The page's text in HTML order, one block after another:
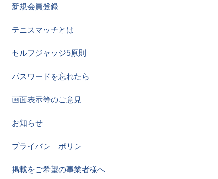
新規会員登録
テニスマッチとは
セルフジャッジ5原則
パスワードを忘れたら
画面表示等のご意見
お知らせ
プライバシーポリシー
掲載をご希望の事業者様へ